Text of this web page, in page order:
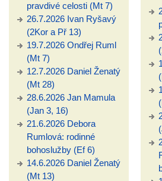
pravdivé celosti (Mt 7)
26.7.2026 Ivan Ryšavý
(2Kor a Př 13)
19.7.2026 Ondřej Ruml
(Mt 7)
12.7.2026 Daniel Ženatý
(Mt 28)
28.6.2026 Jan Mamula
(Jan 3, 16)
21.6.2026 Debora
Rumlová: rodinné
bohoslužby (Ef 6)
14.6.2026 Daniel Ženatý
(Mt 13)